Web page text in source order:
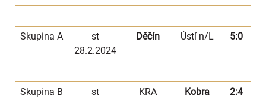
Skupina A
st
28.2.2024
Děčín Ústí n/L 5:0
Skupina B
st
KRA
Kobra
2:4